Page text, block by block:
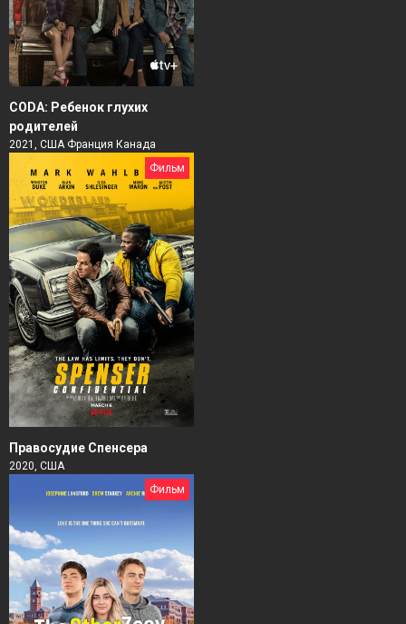
CODA: Ребенок глухих
родителей
2021, США Франция Канада
Фильм
Правосудие Спенсера
2020, США
Фильм